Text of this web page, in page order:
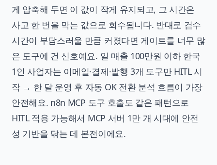
게 압축해 두면 이 값이 작게 유지되고, 그 시간은
사고 한 번을 막는 값으로 회수됩니다. 반대로 검수
시간이 부담스러울 만큼 커졌다면 게이트를 너무 많
은 도구에 건 신호예요. 일 매출 100만원 이하 한국
1인 사업자는 이메일·결제·발행 3개 도구만 HITL 시
작 → 한 달 운영 후 자동 OK 전환 분석 흐름이 가장
안전해요. n8n MCP 도구 호출도 같은 패턴으로
HITL 적용 가능해서 MCP 서버 1만 개 시대에 안전
성 기반을 닦는 데 본전이에요.